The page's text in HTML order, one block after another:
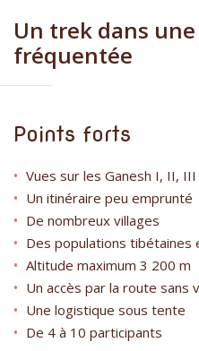
Un trek dans
fréquentée
Points forts
Vues sur les Ganesh I, II,
Un itinéraire peu emprunté
De nombreux villages
Des populations tibétaines
Altitude maximum 3 200 m
Un accès par la route sans
Une logistique sous tente
De 4 à 10 participants